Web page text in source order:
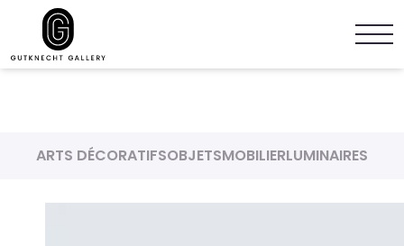
ARTS DÉCORATIFSOBJETSMOBILIERLUMINAIRES